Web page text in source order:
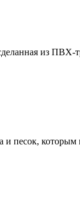
из ПВХ-
и песок,